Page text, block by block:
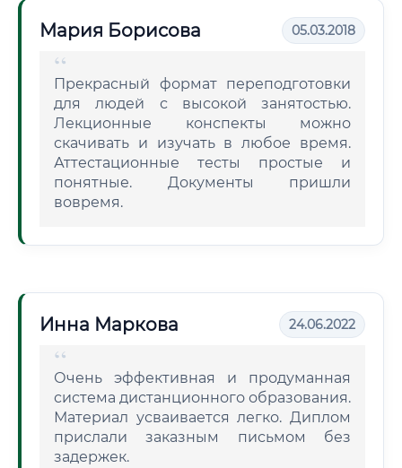
Мария Борисова 05.03.2018
Прекрасный формат переподготовки
для людей с высокой занятостью.
Лекционные конспекты можно
скачивать и изучать в любое время.
Аттестационные тесты простые и
понятные. Документы пришли
вовремя.
Инна Маркова 24.06.2022
Очень эффективная и продуманная
система дистанционного образования.
Материал усваивается легко. Диплом
прислали заказным письмом без
задержек.